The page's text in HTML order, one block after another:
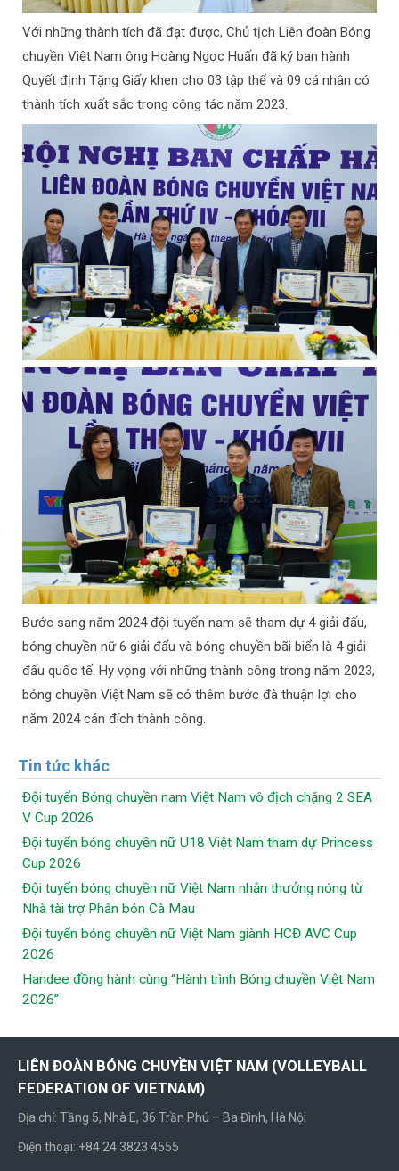
Với những thành tích đã đạt được, Chủ tịch Liên đoàn Bóng
chuyền Việt Nam ông Hoàng Ngọc Huấn đã ký ban hành
Quyết định Tặng Giấy khen cho 03 tập thể và 09 cá nhân có
thành tích xuất sắc trong công tác năm 2023.
Bước sang năm 2024 đội tuyển nam sẽ tham dự 4 giải đấu,
bóng chuyền nữ 6 giải đấu và bóng chuyền bãi biển là 4 giải
đấu quốc tế. Hy vọng với những thành công trong năm 2023,
bóng chuyền Việt Nam sẽ có thêm bước đà thuận lợi cho
năm 2024 cán đích thành công.
Tin tức khác
Đội tuyển Bóng chuyền nam Việt Nam vô địch chặng 2 SEA
V Cup 2026
Đội tuyển bóng chuyền nữ U18 Việt Nam tham dự Princess
Cup 2026
Đội tuyển bóng chuyền nữ Việt Nam nhận thưởng nóng từ
Nhà tài trợ Phân bón Cà Mau
Đội tuyển bóng chuyền nữ Việt Nam giành HCĐ AVC Cup
2026
Handee đồng hành cùng “Hành trình Bóng chuyền Việt Nam
2026”
LIÊN ĐOÀN BÓNG CHUYỀN VIỆT NAM (VOLLEYBALL
FEDERATION OF VIETNAM)
Địa chỉ: Tầng 5, Nhà E, 36 Trần Phú – Ba Đình, Hà Nội
Điện thoại: +84 24 3823 4555